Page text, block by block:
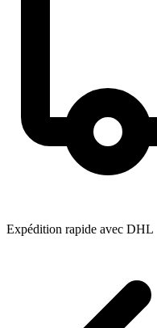
Expédition rapide avec DHL